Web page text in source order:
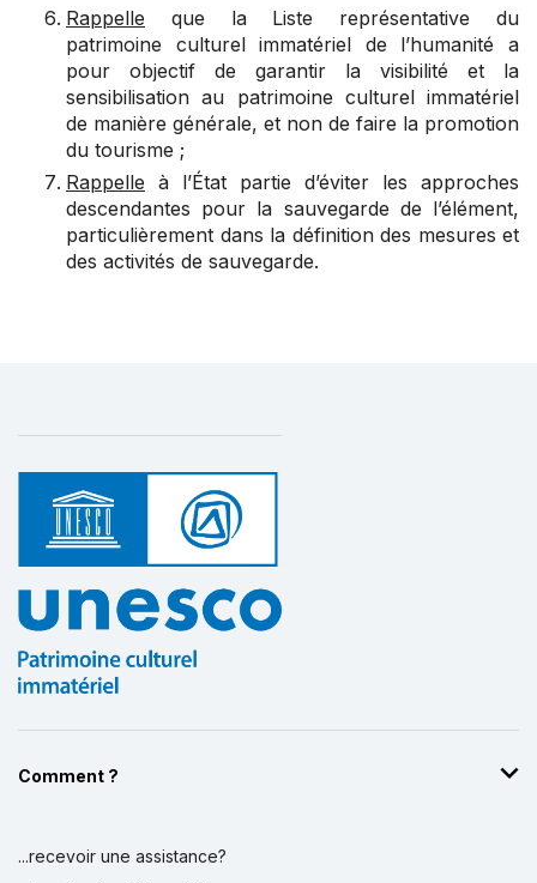
Rappelle que la Liste représentative du
patrimoine culturel immatériel de l’humanité a
pour objectif de garantir la visibilité et la
sensibilisation au patrimoine culturel immatériel
de manière générale, et non de faire la promotion
du tourisme ;
Rappelle à l’État partie d’éviter les approches
descendantes pour la sauvegarde de l’élément,
particulièrement dans la définition des mesures et
des activités de sauvegarde.
Comment ?
...recevoir une assistance?